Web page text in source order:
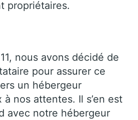
propriétaires.
nous avons décidé de
pour assurer ce
un hébergeur
nos attentes. Il s’en est
avec notre hébergeur